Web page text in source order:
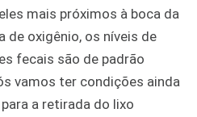
mais próximos à boca da
de oxigênio, os níveis de
fecais são de padrão
vamos ter condições ainda
a retirada do lixo